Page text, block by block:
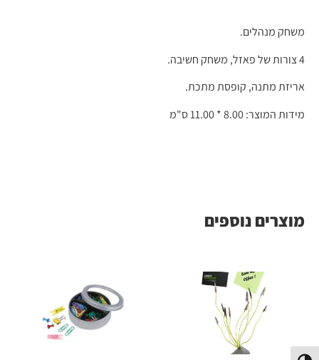
משחק מנהלים.
4 צורות של פאזל, משחק חשיבה.
אריזת מתנה, קופסת מתכת.
מידות המוצר: 8.00 * 11.00 ס"מ
מוצרים נוספים